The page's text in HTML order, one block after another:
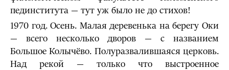
пединститута — тут уж было не до стихов!
1970 год. Осень. Малая деревенька на берегу Оки
— всего несколько дворов — с названием
Большое Колычёво. Полуразвалившаяся церковь.
Над рекой — только что выстроенное